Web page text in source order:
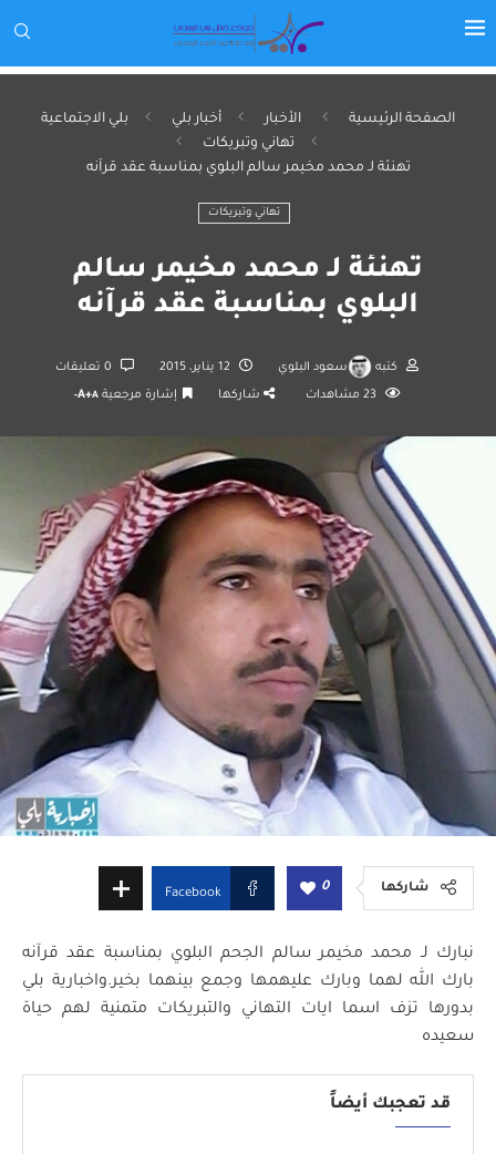
الصفحة الرئيسية الأخبار أخبار بلي
بلي الاجتماعية
تهاني وتبريكات
تهنئة لـ محمد مخيمر سالم البلوي بمناسبة عقد قرآنه
تهاني وتبريكات
تهنئة لـ محمد مخيمر سالم
البلوي بمناسبة عقد قرآنه
كتبه سعود البلوي 12 يناير، 2015
23 مشاهدات شاركها إشارة مرجعية A+A-
شاركها 0
Facebook
نبارك لـ محمد مخيمر سالم الجحم البلوي بمناسبة عقد قرآنه
بارك الله لهما وبارك عليهمها وجمع بينهما بخير.واخبارية بلي
بدورها تزف اسما ايات التهاني والتبريكات متمنية لهم حياة
سعيده
قد تعجبك أيضاً